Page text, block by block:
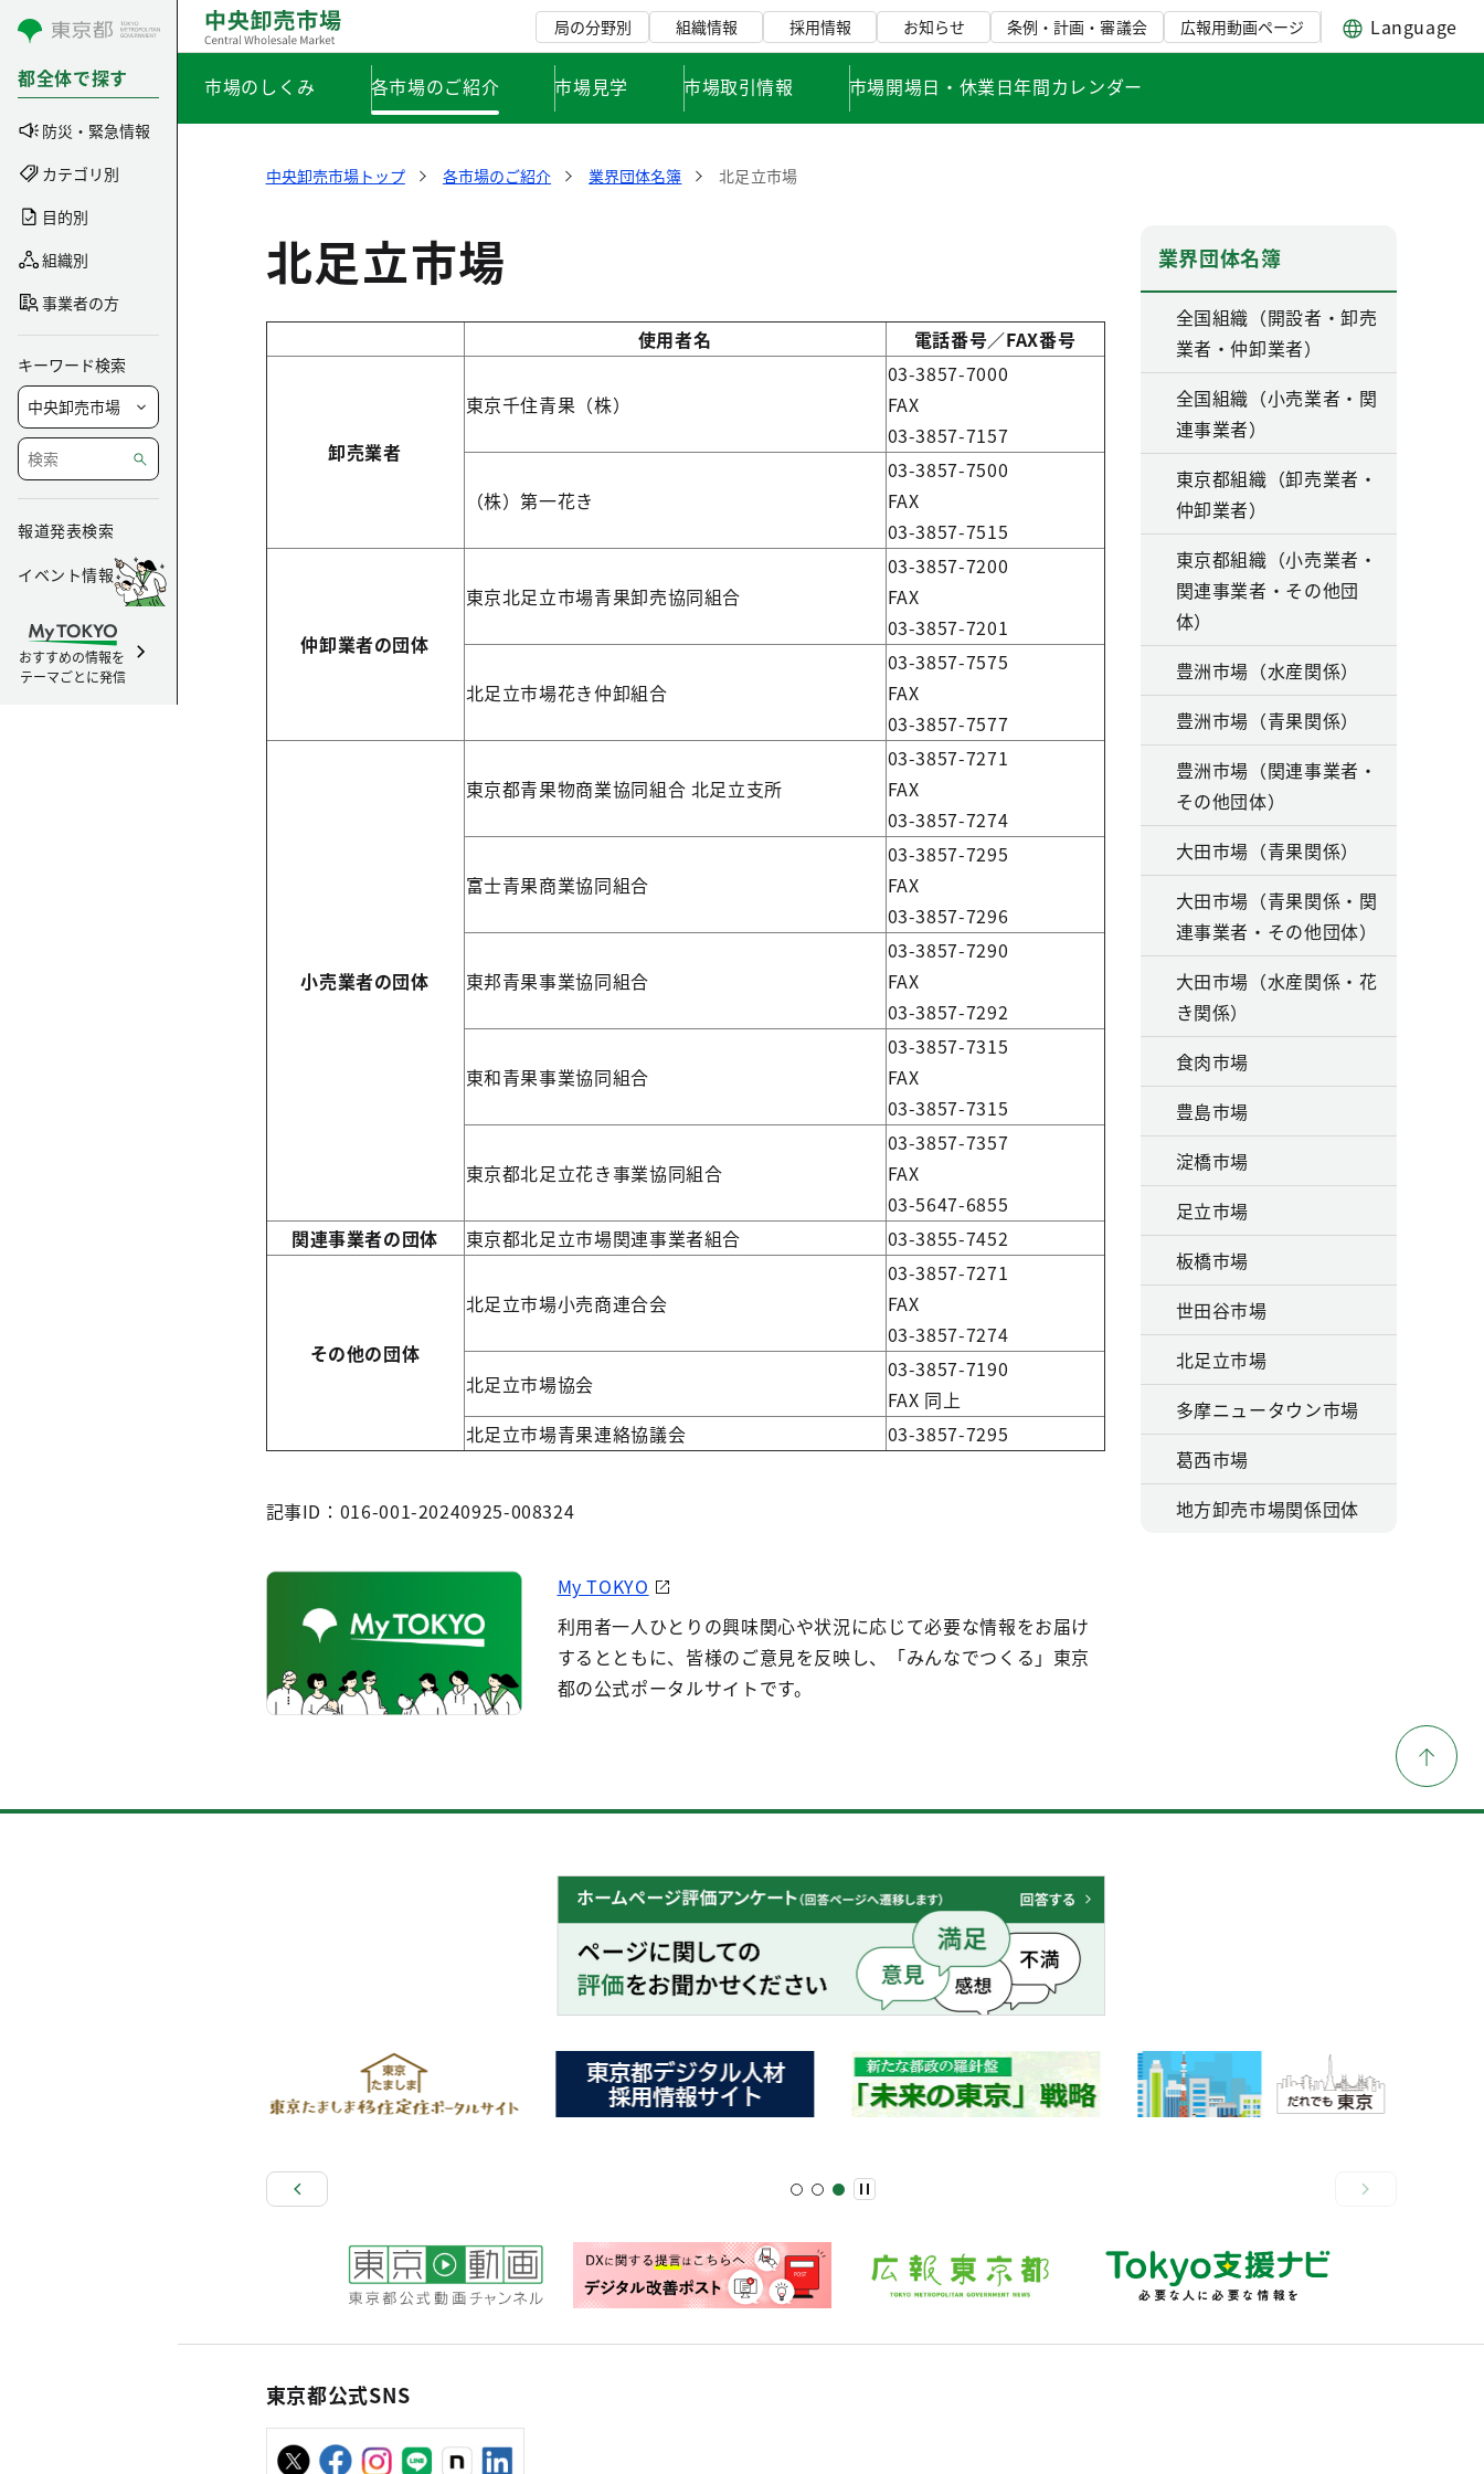
コンテンツにスキップ
都全体で探す
防災・緊急情報
カテゴリ別
目的別
組織別
事業者の方
キーワード検索
報道発表検索
イベント情報
おすすめの情報を
テーマごとに発信
局の分野別 組織情報 採用情報 お知らせ 条例・計画・審議会 広報用動画ページ Language
市場のしくみ 各市場のご紹介 市場見学 市場取引情報 市場開場日・休業日年間カレンダー
中央卸売市場トップ 各市場のご紹介 業界団体名簿 北足立市場
北足立市場
使用者名 電話番号／FAX番号
卸売業者
東京千住青果（株）
03-3857-7000
FAX
03-3857-7157
（株）第一花き
03-3857-7500
FAX
03-3857-7515
仲卸業者の団体
東京北足立市場青果卸売協同組合
03-3857-7200
FAX
03-3857-7201
北足立市場花き仲卸組合
03-3857-7575
FAX
03-3857-7577
小売業者の団体
東京都青果物商業協同組合 北足立支所
03-3857-7271
FAX
03-3857-7274
富士青果商業協同組合
03-3857-7295
FAX
03-3857-7296
東邦青果事業協同組合
03-3857-7290
FAX
03-3857-7292
東和青果事業協同組合
03-3857-7315
FAX
03-3857-7315
東京都北足立花き事業協同組合
03-3857-7357
FAX
03-5647-6855
関連事業者の団体
東京都北足立市場関連事業者組合 03-3855-7452
その他の団体
北足立市場小売商連合会
03-3857-7271
FAX
03-3857-7274
北足立市場協会
03-3857-7190
FAX 同上
北足立市場青果連絡協議会
03-3857-7295
記事ID：016-001-20240925-008324
My TOKYO
利用者一人ひとりの興味関心や状況に応じて必要な情報をお届け
するとともに、皆様のご意見を反映し、「みんなでつくる」東京
都の公式ポータルサイトです。
業界団体名簿
全国組織（開設者・卸売
業者・仲卸業者）
全国組織（小売業者・関
連事業者）
東京都組織（卸売業者・
仲卸業者）
東京都組織（小売業者・
関連事業者・その他団
体）
豊洲市場（水産関係）
豊洲市場（青果関係）
豊洲市場（関連事業者・
その他団体）
大田市場（青果関係）
大田市場（青果関係・関
連事業者・その他団体）
大田市場（水産関係・花
き関係）
食肉市場
豊島市場
淀橋市場
足立市場
板橋市場
世田谷市場
北足立市場
多摩ニュータウン市場
葛西市場
地方卸売市場関係団体
東京都公式SNS